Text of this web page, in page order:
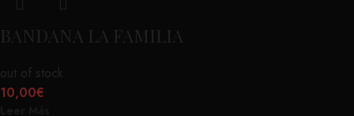
BANDANA LA FAMILIA
out of stock
10,00€